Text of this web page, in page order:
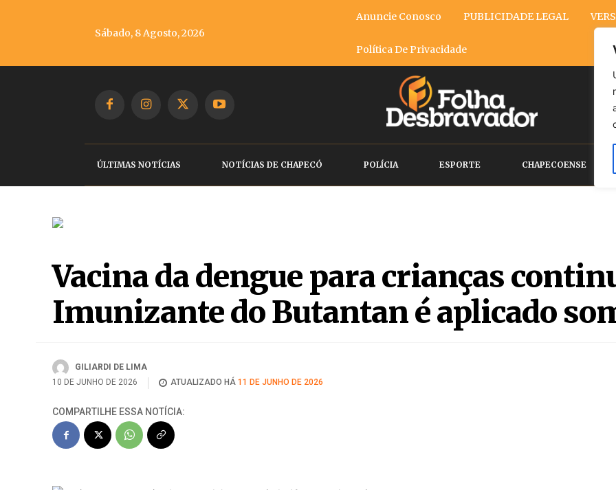
Sábado, 8 Agosto, 2026
Anuncie Conosco PUBLICIDADE LEGAL
Política De Privacidade
ÚLTIMAS NOTÍCIAS NOTÍCIAS DE CHAPECÓ POLÍCIA ESPORTE CHAPECOENSE
Vacina da dengue para crianças
Imunizante do Butantan é aplicado
GILIARDI DE LIMA
10 DE JUNHO DE 2026
ATUALIZADO HÁ 11 DE JUNHO DE 2026
COMPARTILHE ESSA NOTÍCIA: